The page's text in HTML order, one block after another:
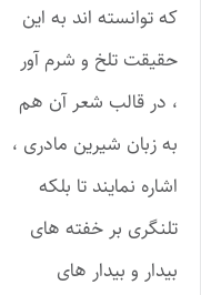
که توانسته اند به این
حقیقت تلخ و شرم آور
، در قالب شعر آن هم
به زبان شیرین مادری ،
اشاره نمایند تا بلکه
تلنگری بر خفته های
بیدار و بیدار های